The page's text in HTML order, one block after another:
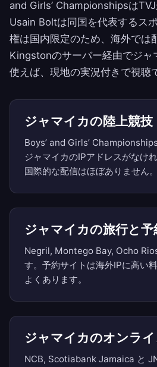
and Girls’ ChampionshipsはTVJ
Usain Boltは同国を代表するス
権は国内限定のため、海外では
Kingstonのサーバー経由でジャ
使えば、現地の実況付きで視聴
ジャマイカの陸上競技
Boys’ and Girls’
ジャマイカのIPアドレスがなけ
国際的な配信はほぼありません。
ジャマイカの旅行と予
Negril, Montego Bay, Ocho
す。予約サイトは海外IPに高い
よくあります。
ジャマイカのオンラ
NCB, Scotiabank Jamaica と